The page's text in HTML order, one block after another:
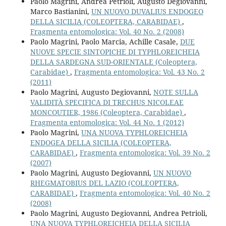
Marco Bastianini, UN NUOVO DUVALIUS ENDOGEO
DELLA SICILIA (COLEOPTERA, CARABIDAE) ,
Fragmenta entomologica: Vol. 40 No. 2 (2008)
Paolo Magrini, Paolo Marcia, Achille Casale, DUE
NUOVE SPECIE SINTOPICHE DI TYPHLOREICHEIA
DELLA SARDEGNA SUD-ORIENTALE (Coleoptera,
Carabidae) , Fragmenta entomologica: Vol. 43 No. 2
(2011)
Paolo Magrini, Augusto Degiovanni, NOTE SULLA
VALIDITÀ SPECIFICA DI TRECHUS NICOLEAE
MONCOUTIER, 1986 (Coleoptera, Carabidae) ,
Fragmenta entomologica: Vol. 44 No. 1 (2012)
Paolo Magrini, UNA NUOVA TYPHLOREICHEIA
ENDOGEA DELLA SICILIA (COLEOPTERA,
CARABIDAE) , Fragmenta entomologica: Vol. 39 No. 2
(2007)
Paolo Magrini, Augusto Degiovanni, UN NUOVO
RHEGMATOBIUS DEL LAZIO (COLEOPTERA,
CARABIDAE) , Fragmenta entomologica: Vol. 40 No. 2
(2008)
Paolo Magrini, Augusto Degiovanni, Andrea Petrioli,
UNA NUOVA TYPHLOREICHEIA DELLA SICILIA